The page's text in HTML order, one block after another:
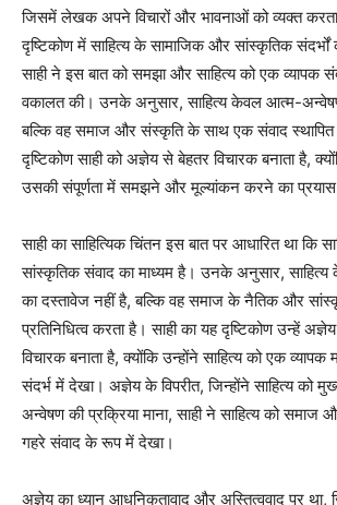
जिसमें लेखक अपने विचारों और भावनाओं को व्यक्त
दृष्टिकोण में साहित्य के सामाजिक और सांस्कृतिक संदर्भों
साही ने इस बात को समझा और साहित्य को एक व्यापक
वकालत की। उनके अनुसार, साहित्य केवल आत्म-
बल्कि वह समाज और संस्कृति के साथ एक संवाद
दृष्टिकोण साही को अज्ञेय से बेहतर विचारक बनाता है,
उसकी संपूर्णता में समझने और मूल्यांकन करने का प्रयास
साही का साहित्यिक चिंतन इस बात पर आधारित था कि
सांस्कृतिक संवाद का माध्यम है। उनके अनुसार, साहित्य
का दस्तावेज नहीं है, बल्कि वह समाज के नैतिक और
प्रतिनिधित्व करता है। साही का यह दृष्टिकोण उन्हें
विचारक बनाता है, क्योंकि उन्होंने साहित्य को एक
संदर्भ में देखा। अज्ञेय के विपरीत, जिन्होंने साहित्य को
अन्वेषण की प्रक्रिया माना, साही ने साहित्य को
गहरे संवाद के रूप में देखा।
अज्ञेय का ध्यान आधुनिकतावाद और अस्तित्ववाद पर था,